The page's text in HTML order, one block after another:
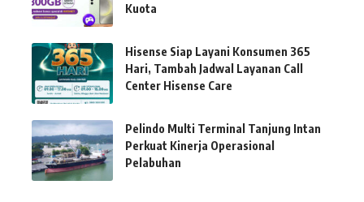
Kuota
Hisense Siap Layani Konsumen 365
Hari, Tambah Jadwal Layanan Call
Center Hisense Care
Pelindo Multi Terminal Tanjung Intan
Perkuat Kinerja Operasional
Pelabuhan